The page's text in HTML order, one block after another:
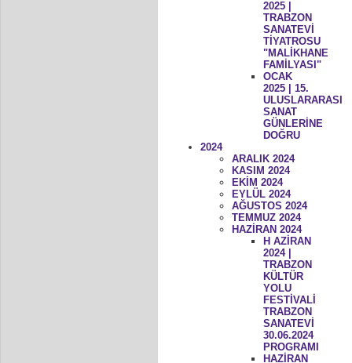
2025 |
TRABZON
SANATEVİ
TİYATROSU
"MALİKHANE
FAMİLYASI"
OCAK
2025 | 15.
ULUSLARARASI
SANAT
GÜNLERİNE
DOĞRU
2024
ARALIK 2024
KASIM 2024
EKİM 2024
EYLÜL 2024
AĞUSTOS 2024
TEMMUZ 2024
HAZİRAN 2024
H AZİRAN
2024 |
TRABZON
KÜLTÜR
YOLU
FESTİVALİ
TRABZON
SANATEVİ
30.06.2024
PROGRAMI
HAZİRAN